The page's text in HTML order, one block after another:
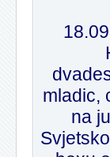
mladic,
na